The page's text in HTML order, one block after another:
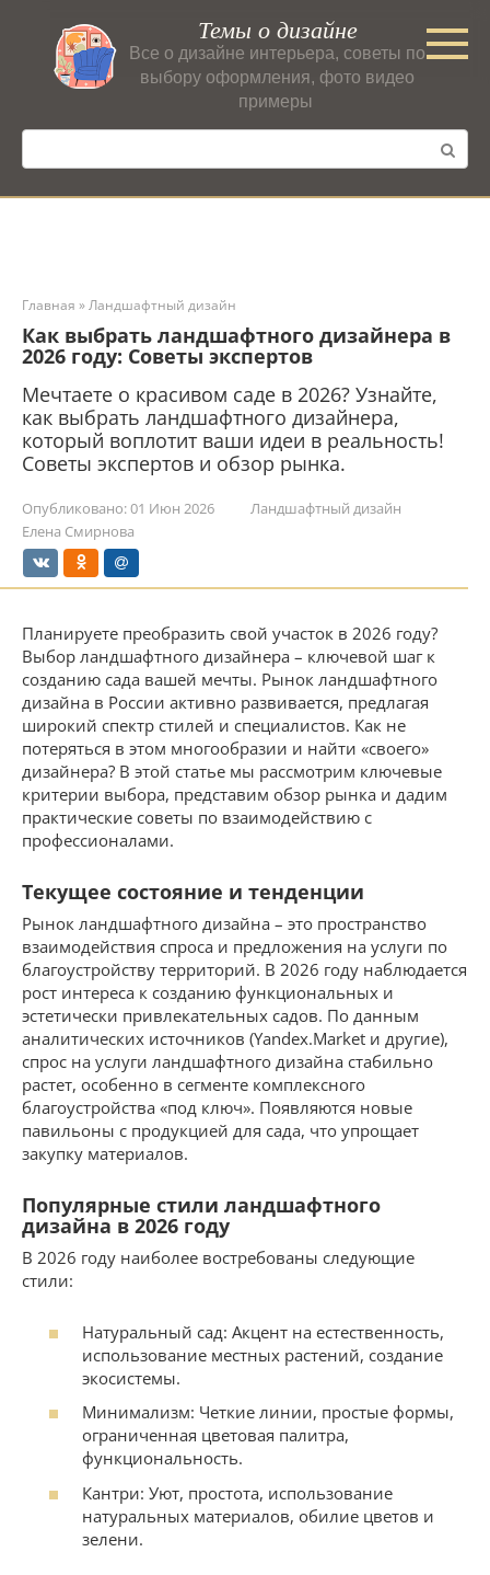
контенту
Темы о дизайне
Все о дизайне интерьера, советы по
выбору оформления, фото видео
примеры
Поиск:
Главная »Ландшафтный дизайн
Как выбрать ландшафтного дизайнера в
2026 году: Советы экспертов
Мечтаете о красивом саде в 2026? Узнайте,
как выбрать ландшафтного дизайнера,
который воплотит ваши идеи в реальность!
Советы экспертов и обзор рынка.
Опубликовано:01 Июн 2026
Ландшафтный дизайн
Елена Смирнова
Планируете преобразить свой участок в 2026 году?
Выбор ландшафтного дизайнера – ключевой шаг к
созданию сада вашей мечты. Рынок ландшафтного
дизайна в России активно развивается, предлагая
широкий спектр стилей и специалистов. Как не
потеряться в этом многообразии и найти «своего»
дизайнера? В этой статье мы рассмотрим ключевые
критерии выбора, представим обзор рынка и дадим
практические советы по взаимодействию с
профессионалами.
Текущее состояние и тенденции
Рынок ландшафтного дизайна – это пространство
взаимодействия спроса и предложения на услуги по
благоустройству территорий. В 2026 году наблюдается
рост интереса к созданию функциональных и
эстетически привлекательных садов. По данным
аналитических источников (Yandex.Market и другие),
спрос на услуги ландшафтного дизайна стабильно
растет, особенно в сегменте комплексного
благоустройства «под ключ». Появляются новые
павильоны с продукцией для сада, что упрощает
закупку материалов.
Популярные стили ландшафтного
дизайна в 2026 году
В 2026 году наиболее востребованы следующие
стили:
Натуральный сад: Акцент на естественность,
использование местных растений, создание
экосистемы.
Минимализм: Четкие линии, простые формы,
ограниченная цветовая палитра,
функциональность.
Кантри: Уют, простота, использование
натуральных материалов, обилие цветов и
зелени.